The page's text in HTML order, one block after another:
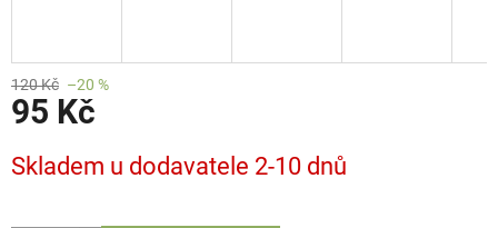
120 Kč –20 %
95 Kč
cena:
Skladem u dodavatele 2-10 dnů